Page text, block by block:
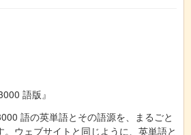
語版』
語の英単語とその語源を、まるごと
ウェブサイトと同じように、英単語と